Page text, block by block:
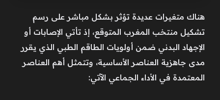
هناك متغيرات عديدة تؤثر بشكل مباشر على رسم
تشكيل منتخب المغرب المتوقع، إذ تأتي الإصابات أو
الإجهاد البدني ضمن أولويات الطاقم الطبي الذي يقرر
مدى جاهزية العناصر الأساسية، وتتمثل أهم العناصر
المعتمدة في الأداء الجماعي الآتي: